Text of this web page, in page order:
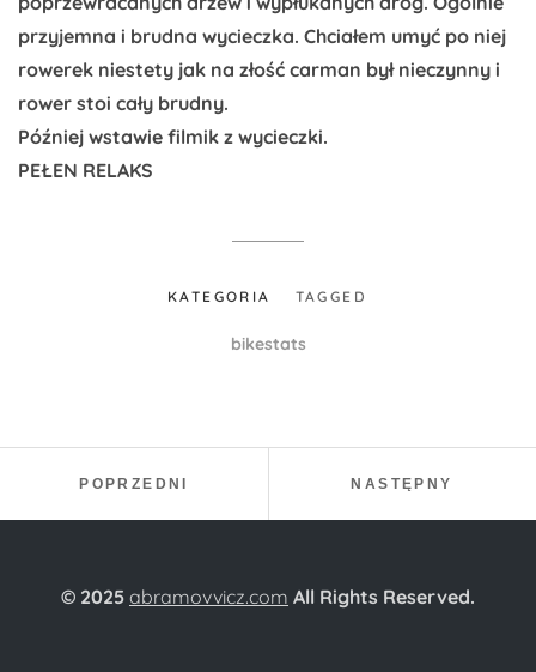
przyjemna i brudna wycieczka. Chciałem umyć po niej
rowerek niestety jak na złość carman był nieczynny i
rower stoi cały brudny.
Później wstawie filmik z wycieczki.
PEŁEN RELAKS
KATEGORIA
bikestats
TAGGED
Nawigacja wpisu
POPRZEDNI NASTĘPNY
© 2025 abramovvicz.com All Rights Reserved.